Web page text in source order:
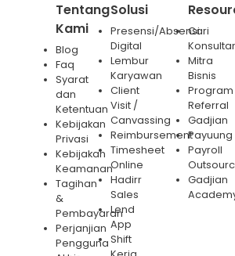
Tentang
Kami
Blog
Faq
Syarat
dan
Ketentuan
Kebijakan
Privasi
Kebijakan
Keamanan
Tagihan
&
Pembayaran
Perjanjian
Pengguna
Solusi
Presensi/Absensi
Digital
Lembur
Karyawan
Client
Visit /
Canvassing
Reimbursement
Timesheet
Online
Hadirr
Sales
Lend
App
Shift
Cari
Mitra
Bisnis
Program
Referral
Gadjian
Payuung
Payroll
Gadjian